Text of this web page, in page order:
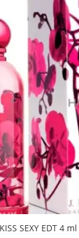
SEXY EDT 4